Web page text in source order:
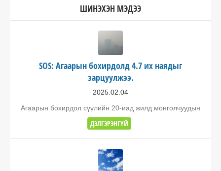
ШИНЭХЭН МЭДЭЭ
SOS: Агаарын бохирдолд 4.7 их наядыг
зарцуулжээ.
2025.02.04
Агаарын бохирдол сүүлийн 20-иад жилд монголчуудын
ДЭЛГЭРЭНГҮЙ